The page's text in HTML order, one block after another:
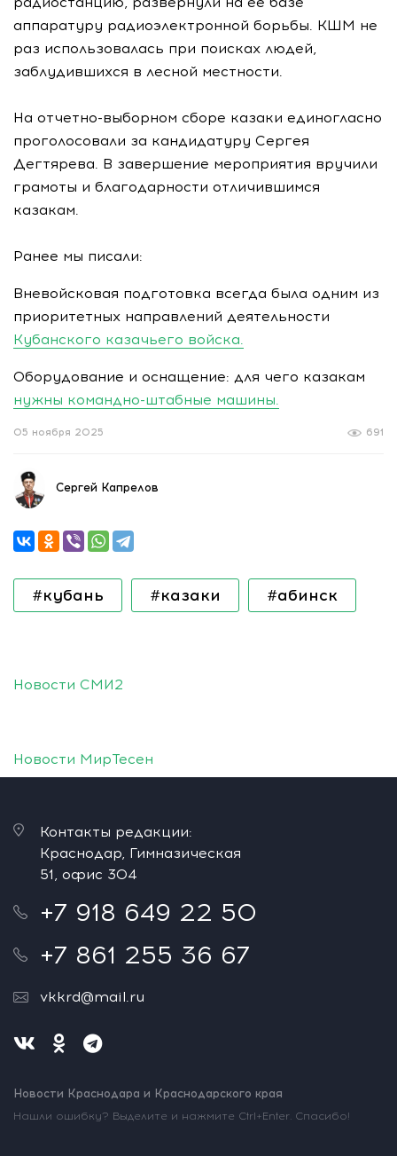
аппаратуру радиоэлектронной борьбы. КШМ не
раз использовалась при поисках людей,
заблудившихся в лесной местности.
На отчетно-выборном сборе казаки единогласно
проголосовали за кандидатуру Сергея
Дегтярева. В завершение мероприятия вручили
грамоты и благодарности отличившимся
казакам.
Ранее мы писали:
Вневойсковая подготовка всегда была одним из
приоритетных направлений деятельности
Кубанского казачьего войска.
Оборудование и оснащение: для чего казакам
нужны командно-штабные машины.
691
05 ноября 2025
Сергей Капрелов
#кубань #казаки #абинск
Новости СМИ2
Новости МирТесен
Контакты редакции:
Краснодар, Гимназическая
51, офис 304
+7 918 649 22 50
+7 861 255 36 67
vkkrd@mail.ru
Новости Краснодара и Краснодарского края
Нашли ошибку? Выделите и нажмите Ctrl+Enter. Спасибо!